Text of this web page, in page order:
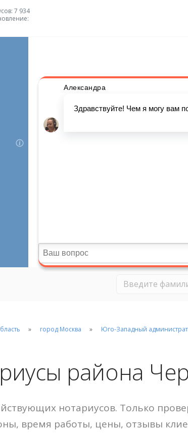
7 934
город Москва Юго-Западный
района
нотариусов. Только
время работы, цены, отзывы